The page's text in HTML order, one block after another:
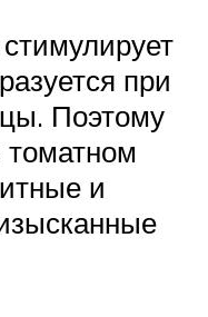
при
Поэтому
и